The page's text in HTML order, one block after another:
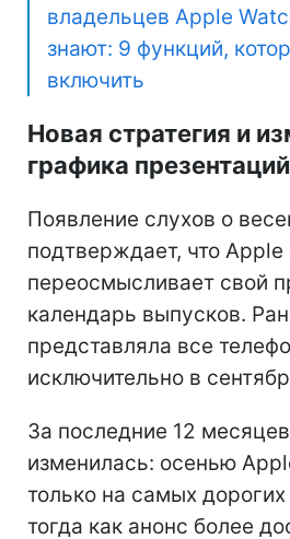
владельцев Apple
знают: 9 функций,
включить
Новая стратегия и
графика презентаций
Появление слухов о
подтверждает, что
переосмысливает свой
календарь выпусков.
представляла все
исключительно в
За последние 12
изменилась: осенью
только на самых
тогда как анонс более